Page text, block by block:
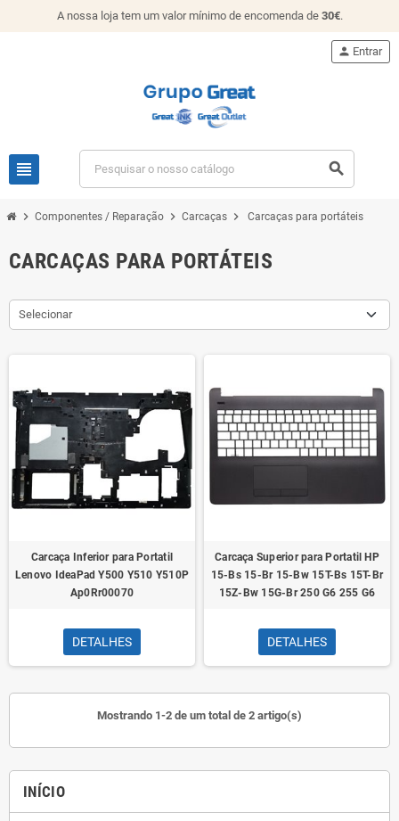
A nossa loja tem um valor mínimo de encomenda de 30€.
view_headline search
person Entrar
chevron_right Componentes / Reparação chevron_right Carcaças chevron_right Carcaças para portáteis
INÍCIO
CARCAÇAS PARA PORTÁTEIS
Selecionar
Carcaça Inferior para Portatil
Lenovo IdeaPad Y500 Y510 Y510P
Ap0Rr00070
DETALHES
Carcaça Superior para Portatil HP
15-Bs 15-Br 15-Bw 15T-Bs 15T-Br
15Z-Bw 15G-Br 250 G6 255 G6
DETALHES
Mostrando 1-2 de um total de 2 artigo(s)